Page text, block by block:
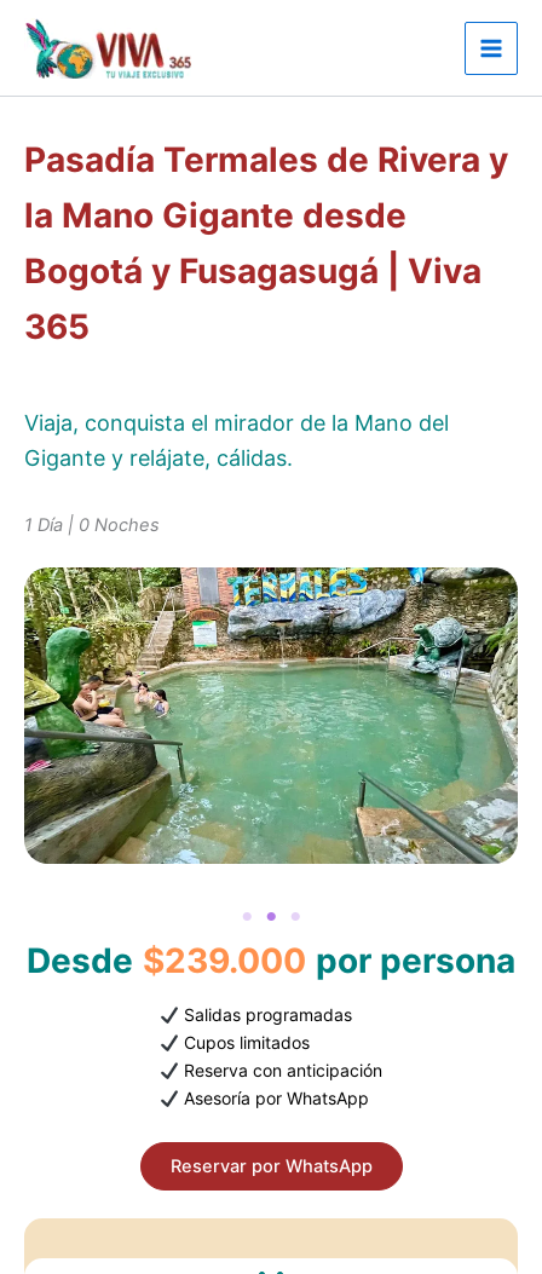
contenido
Pasadía Termales de Rivera y
la Mano Gigante desde
Bogotá y Fusagasugá | Viva
365
Viaja, conquista el mirador de la Mano del
Gigante y relájate, cálidas.
1 Día | 0 Noches
Desde $239.000 por persona
Salidas programadas
Cupos limitados
Reserva con anticipación
Asesoría por WhatsApp
Reservar por WhatsApp